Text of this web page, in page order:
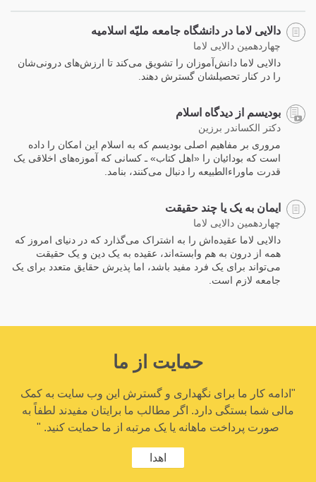
دالایی لاما در دانشگاه جامعه ملیّه اسلامیه
چهاردهمین دالایی لاما
دالایی لاما دانش‌آموزان را تشویق می‌کند تا ارزش‌های درونی‌شان
را در کنار تحصیلشان گسترش دهند.
بودیسم از دیدگاه اسلام
دکتر الکساندر برزین
مروری بر مفاهیم اصلی بودیسم که به اسلام این امکان را داده
است که بودائیان را «اهل کتاب» ـ کسانی که آموزه‌های اخلاقی یک
قدرت ماوراءالطبیعه را دنبال می‌کنند، بنامد.
ایمان به یک یا چند حقیقت
چهاردهمین دالایی لاما
دالایی لاما عقیده‌اش را به اشتراک می‌گذارد که در دنیای امروز که
همه از درون به هم وابسته‌اند، عقیده به یک دین و یک حقیقت
می‌تواند برای یک فرد مفید باشد، اما پذیرش حقایق متعدد برای یک
جامعه لازم است.
حمایت از ما
"ادامه کار ما برای نگهداری و گسترش این وب سایت به کمک
مالی شما بستگی دارد. اگر مطالب ما برایتان مفیدند لطفاً به
صورت پرداخت ماهانه یا یک مرتبه از ما حمایت کنید. "
اهدا